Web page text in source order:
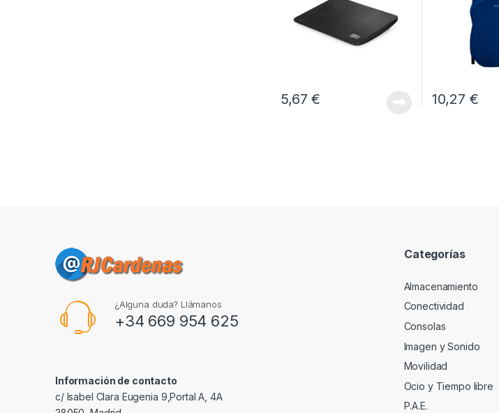
5,67€ 10,27 €
¿Alguna duda? Llámanos
+34 669 954 625
Información de contacto
c/ Isabel Clara Eugenia 9,Portal A, 4A
Categorías
Almacenamiento
Conectividad
Consolas
Imagen y Sonido
Movilidad
Ocio y Tiempo libre
P.A.E.